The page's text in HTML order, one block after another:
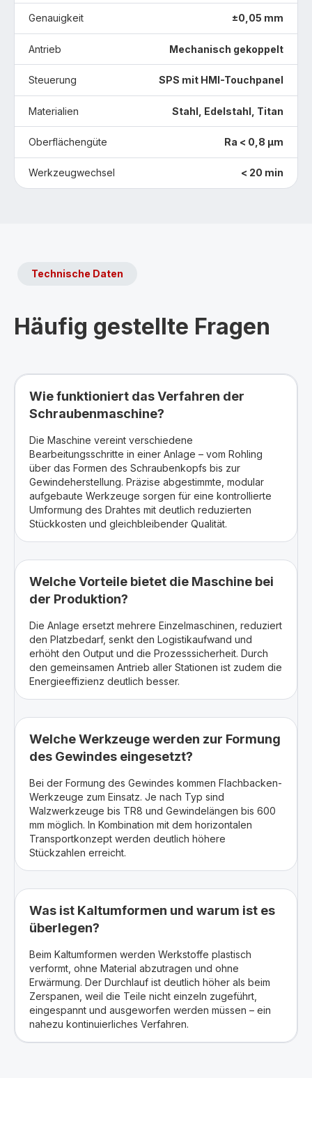
Genauigkeit ±0,05 mm
Antrieb Mechanisch gekoppelt
Steuerung SPS mit HMI-Touchpanel
Materialien Stahl, Edelstahl, Titan
Oberflächengüte Ra < 0,8 µm
Werkzeugwechsel < 20 min
Technische Daten
Häufig gestellte Fragen
Wie funktioniert das Verfahren der
Schraubenmaschine?
Die Maschine vereint verschiedene
Bearbeitungsschritte in einer Anlage – vom Rohling
über das Formen des Schraubenkopfs bis zur
Gewindeherstellung. Präzise abgestimmte, modular
aufgebaute Werkzeuge sorgen für eine kontrollierte
Umformung des Drahtes mit deutlich reduzierten
Stückkosten und gleichbleibender Qualität.
Welche Vorteile bietet die Maschine bei
der Produktion?
Die Anlage ersetzt mehrere Einzelmaschinen, reduziert
den Platzbedarf, senkt den Logistikaufwand und
erhöht den Output und die Prozesssicherheit. Durch
den gemeinsamen Antrieb aller Stationen ist zudem die
Energieeffizienz deutlich besser.
Welche Werkzeuge werden zur Formung
des Gewindes eingesetzt?
Bei der Formung des Gewindes kommen Flachbacken-
Werkzeuge zum Einsatz. Je nach Typ sind
Walzwerkzeuge bis TR8 und Gewindelängen bis 600
mm möglich. In Kombination mit dem horizontalen
Transportkonzept werden deutlich höhere
Stückzahlen erreicht.
Was ist Kaltumformen und warum ist es
überlegen?
Beim Kaltumformen werden Werkstoffe plastisch
verformt, ohne Material abzutragen und ohne
Erwärmung. Der Durchlauf ist deutlich höher als beim
Zerspanen, weil die Teile nicht einzeln zugeführt,
eingespannt und ausgeworfen werden müssen – ein
nahezu kontinuierliches Verfahren.